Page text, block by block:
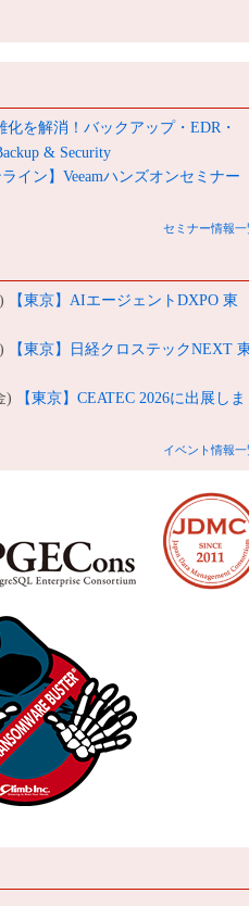
化を解消！バックアップ・EDR・
& Security
ライン】Veeamハンズオンセミナー
セミナー情報一
【東京】AIエージェントDXPO 東
【東京】日経クロステックNEXT
)
【東京】CEATEC 2026に出展しま
イベント情報一